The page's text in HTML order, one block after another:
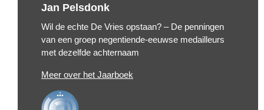
Jan Pelsdonk
Wil de echte De Vries opstaan? – De penningen
van een groep negentiende-eeuwse medailleurs
met dezelfde achternaam
Meer over het Jaarboek